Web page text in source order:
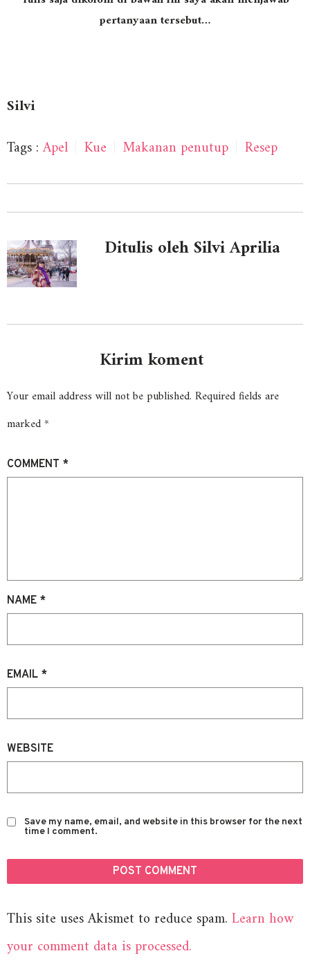
pertanyaan tersebut…
Silvi
Tags :Apel Kue Makanan penutup Resep
Ditulis oleh Silvi Aprilia
Kirim koment
Your email address will not be published. Required fields are
marked*
COMMENT *
NAME *
EMAIL *
WEBSITE
Save my name, email, and website in this browser for the next
time I comment.
This site uses Akismet to reduce spam. Learn how
your comment data is processed.